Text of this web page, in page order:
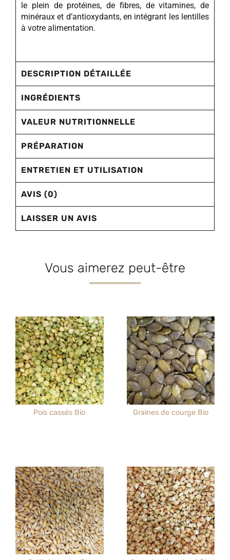
le plein de protéines, de fibres, de vitamines, de
minéraux et d’antioxydants, en intégrant les lentilles
à votre alimentation.
DESCRIPTION DÉTAILLÉE
INGRÉDIENTS
VALEUR NUTRITIONNELLE
PRÉPARATION
ENTRETIEN ET UTILISATION
AVIS (0)
LAISSER UN AVIS
Vous aimerez peut-être
Pois cassés Bio Graines de courge Bio